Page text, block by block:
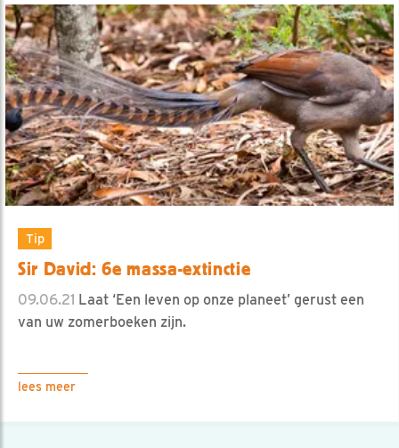
Tip
Sir David: 6e massa-extinctie
09.06.21 Laat ‘Een leven op onze planeet’ gerust een
van uw zomerboeken zijn.
lees meer